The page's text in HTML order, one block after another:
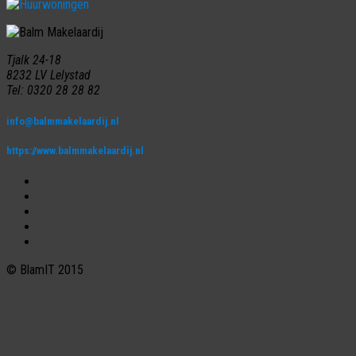
Tjalk 24-18
8232 LV Lelystad
Tel: 0320 28 28 82
info@balmmakelaardij.nl
https://www.balmmakelaardij.nl
© BlamIT 2015